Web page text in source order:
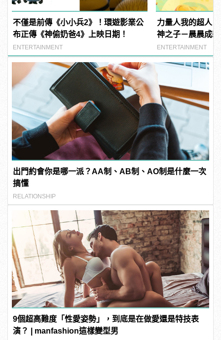
不僅是前傳《小小兵2》！環遊影業公
布正傳《神偷奶爸4》上映日期！
ENTERTAINMENT
力量人我的超人
神之子－晨晨成
ENTERTAINMENT
出門約會你是哪一派？AA制、AB制、AO制是什麼一次
搞懂
RELATIONSHIP
9個超高難度「性愛姿勢」，到底是在做愛還是特技表
演？ | manfashion這樣變型男